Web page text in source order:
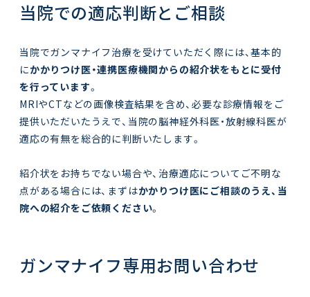
当院での適応判断とご相談
当院でガンマナイフ治療を受けていただく際には、基本的
にかかりつけ医・連携医療機関からの紹介状をもとに受付
を行っています。
MRIやCTなどの画像検査結果を含め、必要な診療情報をご
提供いただいたうえで、当院の脳神経外科医・放射線科医が
適応の有無を総合的に判断いたします。
紹介状をお持ちでない場合や、治療適応についてご不明な
点がある場合には、まずはかかりつけ医にご相談のうえ、当
院への紹介をご依頼ください。
ガンマナイフ専用お問い合わせ